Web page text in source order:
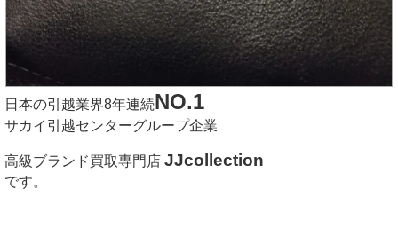
日本の引越業界8年連続NO.1
サカイ引越センターグループ企業
高級ブランド買取専門店 JJcollection
です。